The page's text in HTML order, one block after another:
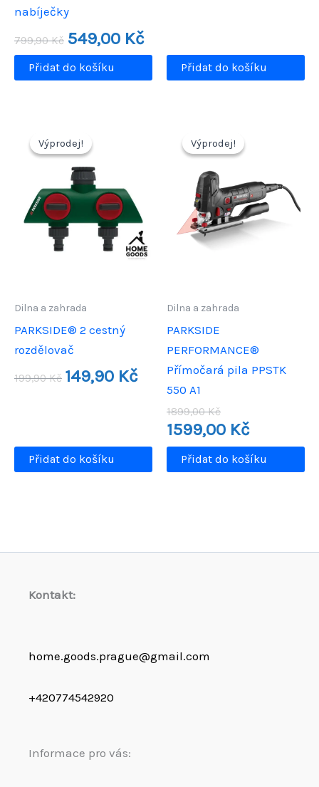
nabíječky
799,90Kč
Původní
cena
799,90 Kč.
549,00 Kč
je:
549,00 Kč.
Přidat do košíku Přidat do košíku
Výprodej!
Výprodej!
Dilna a zahrada
PARKSIDE® 2 cestný
rozdělovač
199,90Kč
Původní
cena
149,90 Kč Aktuální
149,90 Kč.
Přidat do košíku
Výprodej!
Výprodej!
Dilna a zahrada
PARKSIDE
PERFORMANCE®
Přímočará pila PPSTK
550 A1
1899,00KčPůvodní
cena
byla:
1899,00 Kč.
1599,00 Kč
je:
1599,00 Kč.
Přidat do košíku
Kontakt:
home.goods.prague@gmail.com
+420774542920
Informace pro vás: